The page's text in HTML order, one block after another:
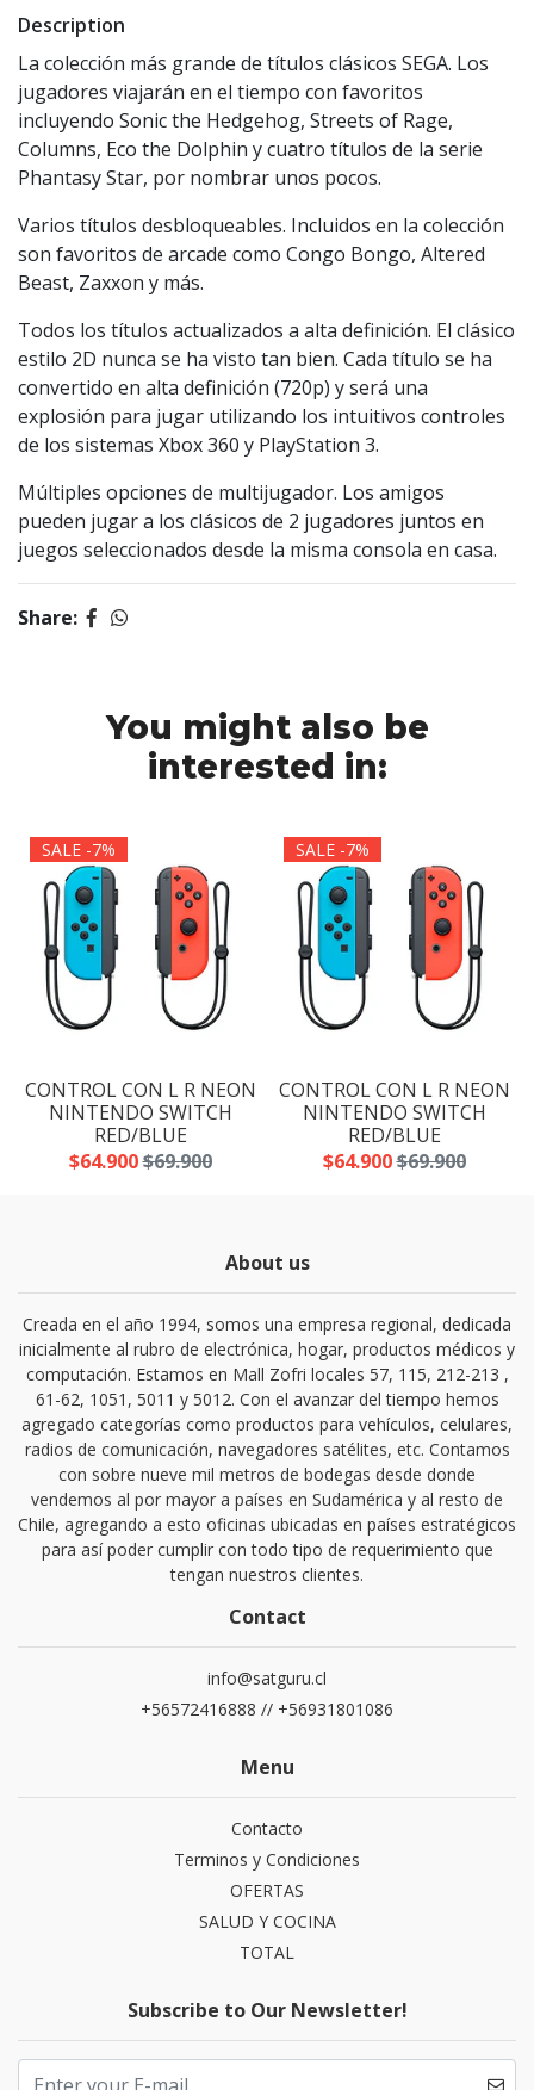
Description
La colección más grande de títulos clásicos SEGA. Los
jugadores viajarán en el tiempo con favoritos
incluyendo Sonic the Hedgehog, Streets of Rage,
Columns, Eco the Dolphin y cuatro títulos de la serie
Phantasy Star, por nombrar unos pocos.
Varios títulos desbloqueables. Incluidos en la colección
son favoritos de arcade como Congo Bongo, Altered
Beast, Zaxxon y más.
Todos los títulos actualizados a alta definición. El clásico
estilo 2D nunca se ha visto tan bien. Cada título se ha
convertido en alta definición (720p) y será una
explosión para jugar utilizando los intuitivos controles
de los sistemas Xbox 360 y PlayStation 3.
Múltiples opciones de multijugador. Los amigos
pueden jugar a los clásicos de 2 jugadores juntos en
juegos seleccionados desde la misma consola en casa.
Share:
You might also be
interested in:
SALE -7%
CONTROL CON L R NEON
NINTENDO SWITCH
RED/BLUE
$64.900$69.900
SALE -7%
CONTROL CON L R NEON
NINTENDO SWITCH
RED/BLUE
$64.900$69.900
About us
Creada en el año 1994, somos una empresa regional, dedicada
inicialmente al rubro de electrónica, hogar, productos médicos y
computación. Estamos en Mall Zofri locales 57, 115, 212-213 ,
61-62, 1051, 5011 y 5012. Con el avanzar del tiempo hemos
agregado categorías como productos para vehículos, celulares,
radios de comunicación, navegadores satélites, etc. Contamos
con sobre nueve mil metros de bodegas desde donde
vendemos al por mayor a países en Sudamérica y al resto de
Chile, agregando a esto oficinas ubicadas en países estratégicos
para así poder cumplir con todo tipo de requerimiento que
tengan nuestros clientes.
Contact
info@satguru.cl
+56572416888 // +56931801086
Menu
Contacto
Terminos y Condiciones
OFERTAS
SALUD Y COCINA
TOTAL
Subscribe to Our Newsletter!